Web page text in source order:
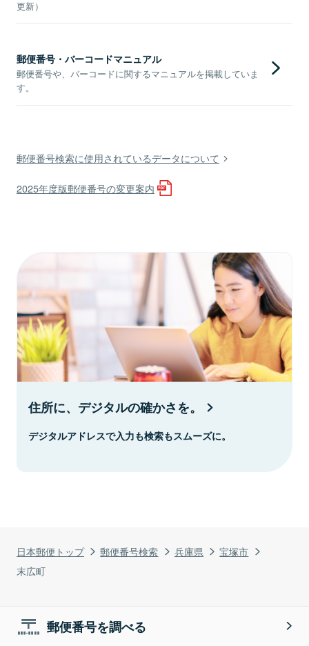
日本郵便トップ 郵便番号検索 兵庫県
宝塚市
末広町
更新）
郵便番号・バーコードマニュアル
郵便番号や、バーコードに関するマニュアルを掲載していま
す。
郵便番号検索に使用されているデータについて
2025年度版郵便番号の変更案内
住所に、デジタルの確かさを。
デジタルアドレスで入力も検索もスムーズに。
郵便番号を調べる